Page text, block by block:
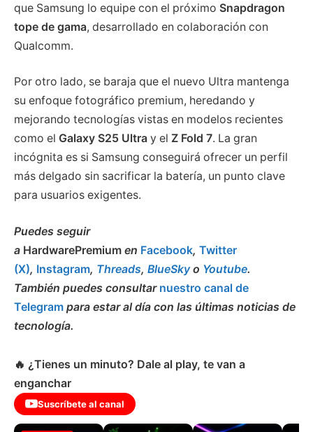
que Samsung lo equipe con el próximo Snapdragon
tope de gama, desarrollado en colaboración con
Qualcomm.
Por otro lado, se baraja que el nuevo Ultra mantenga
su enfoque fotográfico premium, heredando y
mejorando tecnologías vistas en modelos recientes
como el Galaxy S25 Ultra y el Z Fold 7. La gran
incógnita es si Samsung conseguirá ofrecer un perfil
más delgado sin sacrificar la batería, un punto clave
para usuarios exigentes.
Puedes seguir
a HardwarePremium en Facebook, Twitter
(X), Instagram, Threads, BlueSkyo Youtube.
También puedes consultar nuestro canal de
Telegram para estar al día con las últimas noticias de
tecnología.
🔥 ¿Tienes un minuto? Dale al play, te van a
enganchar
Suscríbete al canal